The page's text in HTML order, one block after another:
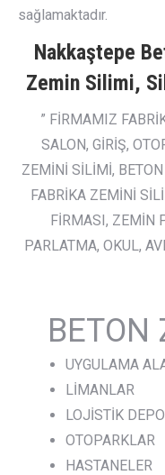
sağlamaktadır.
Nakkaştepe
Zemin Silimi,
” FİRMAMIZ
SALON, GİRİŞ,
ZEMİNİ SİLİMİ,
FABRİKA ZEMİNİ
FİRMASI, ZEMİN
PARLATMA, OKUL,
BETON
UYGULAMA
LİMANLAR
LOJİSTİK
OTOPARKLAR
HASTANELER